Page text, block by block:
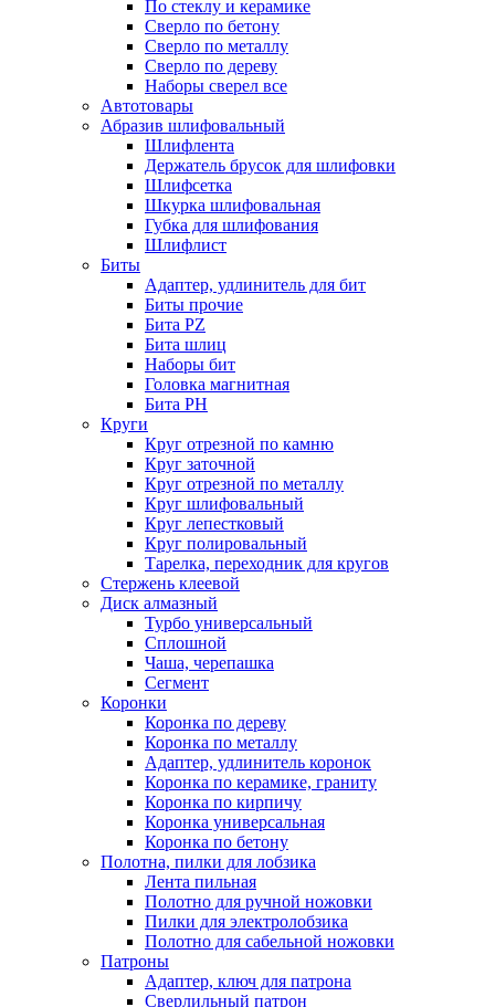
По стеклу и керамике
Сверло по бетону
Сверло по металлу
Сверло по дереву
Наборы сверел все
Автотовары
Абразив шлифовальный
Шлифлента
Держатель брусок для шлифовки
Шлифсетка
Шкурка шлифовальная
Губка для шлифования
Шлифлист
Биты
Адаптер, удлинитель для бит
Биты прочие
Бита PZ
Бита шлиц
Наборы бит
Головка магнитная
Бита PH
Круги
Круг отрезной по камню
Круг заточной
Круг отрезной по металлу
Круг шлифовальный
Круг лепестковый
Круг полировальный
Тарелка, переходник для кругов
Стержень клеевой
Диск алмазный
Турбо универсальный
Сплошной
Чаша, черепашка
Сегмент
Коронки
Коронка по дереву
Коронка по металлу
Адаптер, удлинитель коронок
Коронка по керамике, граниту
Коронка по кирпичу
Коронка универсальная
Коронка по бетону
Полотна, пилки для лобзика
Лента пильная
Полотно для ручной ножовки
Пилки для электролобзика
Полотно для сабельной ножовки
Патроны
Адаптер, ключ для патрона
Сверлильный патрон